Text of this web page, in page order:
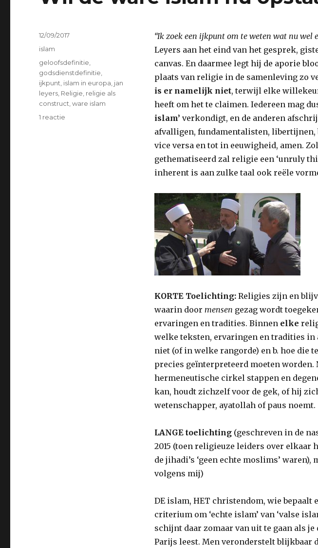
“Ik zoek een ijkpunt om te weten wat nu wel
Leyers aan het eind van het gesprek,
canvas. En daarmee legt hij de aporie
plaats van religie in de samenleving zo
is er namelijk niet, terwijl elke
heeft om het te claimen. Iedereen mag
islam’ verkondigt, en de anderen
afvalligen, fundamentalisten, libertijnen,
vice versa en tot in eeuwigheid, amen.
gethematiseerd zal religie een ‘unruly
inherent is aan zulke taal ook reële
KORTE Toelichting: Religies zijn en
waarin door mensen gezag wordt
ervaringen en tradities. Binnen elke
welke teksten, ervaringen en tradities
niet (of in welke rangorde) en b. hoe die
precies geïnterpreteerd moeten worden.
hermeneutische cirkel stappen en
kan, houdt zichzelf voor de gek, of hij
wetenschapper, ayatollah of paus noemt.
LANGE toelichting (geschreven in de
2015 (toen religieuze leiders over elkaar
de jihadi’s ‘geen echte moslims’ waren),
volgens mij)
DE islam, HET christendom, wie bepaalt
criterium om ‘echte islam’ van ‘valse
schijnt daar zomaar van uit te gaan als
Parijs leest. Men veronderstelt blijkbaar
Geplaatst
op
12/09/2017
Categorieën
islam
Tags
geloofsdefinitie
godsdienstdefinitie
ijkpunt islam in europa jan
leyers Religie religie als
construct ,ware islam
1 reactie